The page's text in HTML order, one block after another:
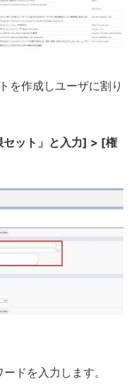
を作成しユーザに割り
ット」と入力] > [権
ドを入力します。